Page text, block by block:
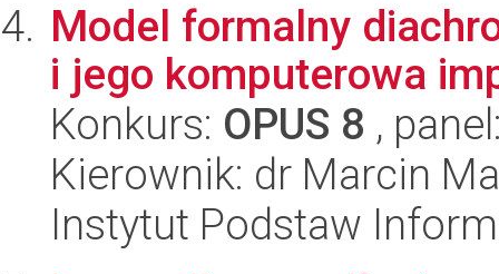
Model formalny
i jego komputerowa
Konkurs: OPUS 8 ,
Kierownik: dr Marcin
Instytut Podstaw